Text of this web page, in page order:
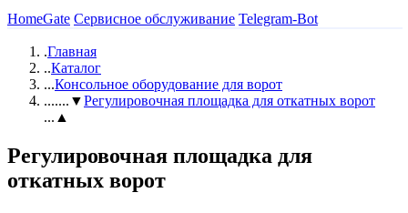
HomeGate Сервисное обслуживание Telegram-Bot
.Главная
..Каталог
...Консольное оборудование для ворот
.......▼Регулировочная площадка для откатных ворот
...▲
Регулировочная площадка для
откатных ворот